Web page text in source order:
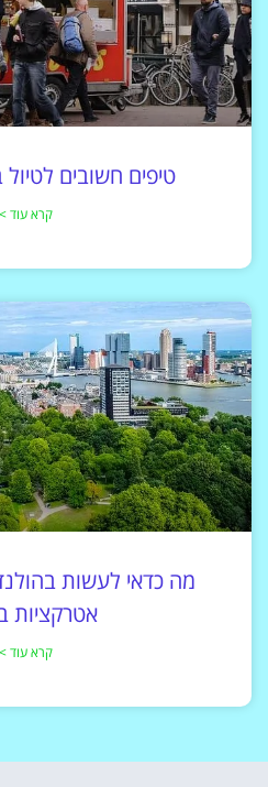
טיפים חשובים
קרא עוד
אטרקציות
קרא עוד